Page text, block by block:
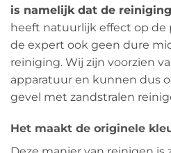
is namelijk dat de
heeft natuurlijk effect op de
de expert ook geen dure
reiniging. Wij zijn voorzien
apparatuur en kunnen dus
gevel met zandstralen
Het maakt de originele